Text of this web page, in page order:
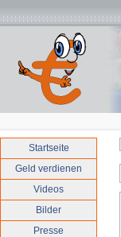
Startseite
Geld verdienen
Videos
Bilder
Presse